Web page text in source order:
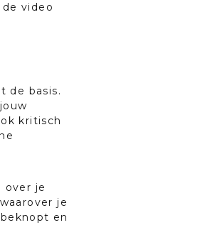
video
de basis.
kritisch
over je
je
en